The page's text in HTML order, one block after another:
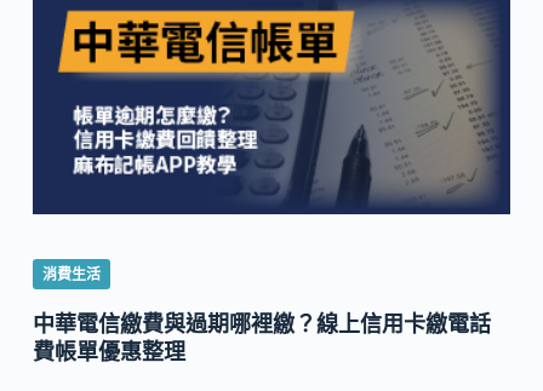
消費生活
中華電信繳費與過期哪裡繳？線上信用卡繳電話
費帳單優惠整理